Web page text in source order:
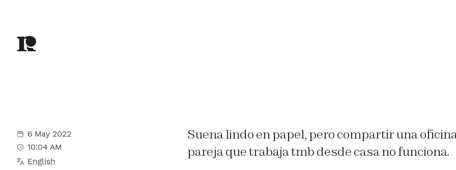
6 May 2022
Suena lindo en papel, pero compartir una
pareja que trabaja tmb desde casa no funciona.
10:04 AM
English